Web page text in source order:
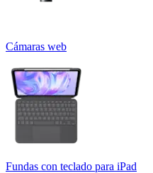
Cámaras web
Fundas con teclado para iPad